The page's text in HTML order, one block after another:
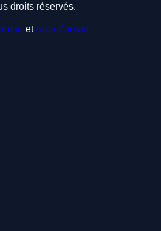
droits réservés.
etArda Zaman